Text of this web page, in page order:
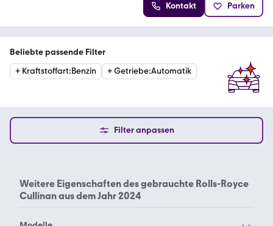
Kontakt Parken
Beliebte passende Filter
+ Kraftstoffart:Benzin +Getriebe:Automatik
Filter anpassen
Weitere Eigenschaften desgebrauchte Rolls-Royce
Cullinan aus dem Jahr 2024